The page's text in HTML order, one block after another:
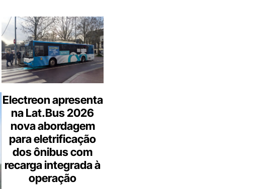
Electreon apresenta
na Lat.Bus 2026
nova abordagem
para eletrificação
dos ônibus com
recarga integrada à
operação